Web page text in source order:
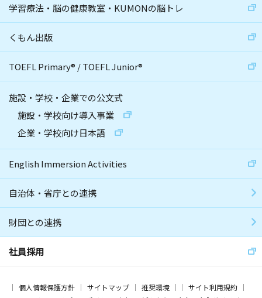
学習療法・脳の健康教室・KUMONの脳トレ
くもん出版
TOEFL Primary® /TOEFL Junior®
施設・学校・企業での公文式
施設・学校向け導入事業
企業・学校向け日本語
English Immersion Activities
自治体・省庁との連携
財団との連携
社員採用
個人情報保護方針 サイトマップ 推奨環境
サイト利用規約